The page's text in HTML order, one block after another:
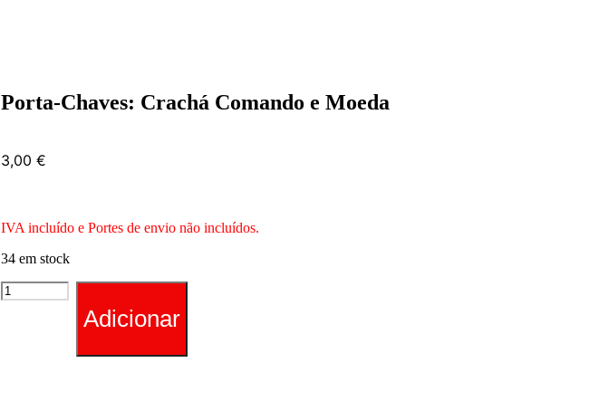
Porta-Chaves: Crachá Comando e Moeda
3,00€
IVA incluído e Portes de envio não incluídos.
34 em stock
Quantidade
de
Adicionar